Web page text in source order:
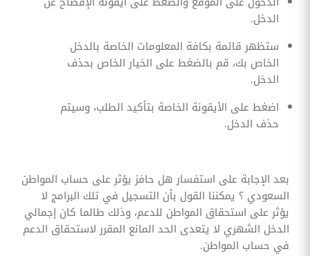
الدخل.
ستظهر قائمة بكافة المعلومات الخاصة بالدخل
الخاص بك، قم بالضغط على الخيار الخاص بحذف
الدخل.
اضغط على الأيقونة الخاصة بتأكيد الطلب، وسيتم
حذف الدخل.
بعد الإجابة على استفسار هل حافز يؤثر على حساب المواطن
السعودي ؟ يمكننا القول بأن التسجيل في تلك البرامج لا
يؤثر على استحقاق المواطن للدعم، وذلك طالما كان إجمالي
الدخل الشهري لا يتعدى الحد المانع المقرر لاستحقاق الدعم
في حساب المواطن.